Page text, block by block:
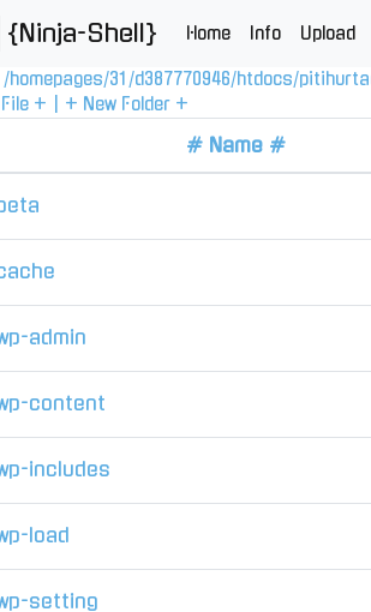
{Ninja-Shell} Home Info Upload
/homepages/31 /d387770946/htdocs/
+
+ New Folder +
# Name #
admin
content
includes
load
setting